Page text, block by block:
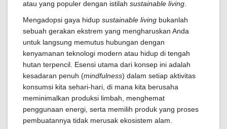
atau yang populer dengan istilah sustainable living
Mengadopsi gaya hidup sustainable living bukanlah
sebuah gerakan ekstrem yang mengharuskan Anda
untuk langsung memutus hubungan dengan
kenyamanan teknologi modern atau hidup di tengah
hutan terpencil. Esensi utama dari konsep ini adalah
kesadaran penuh (mindfulness) dalam setiap aktivitas
konsumsi kita sehari-hari, di mana kita berusaha
meminimalkan produksi limbah, menghemat
penggunaan energi, serta memilih produk yang proses
pembuatannya tidak merusak ekosistem alam.